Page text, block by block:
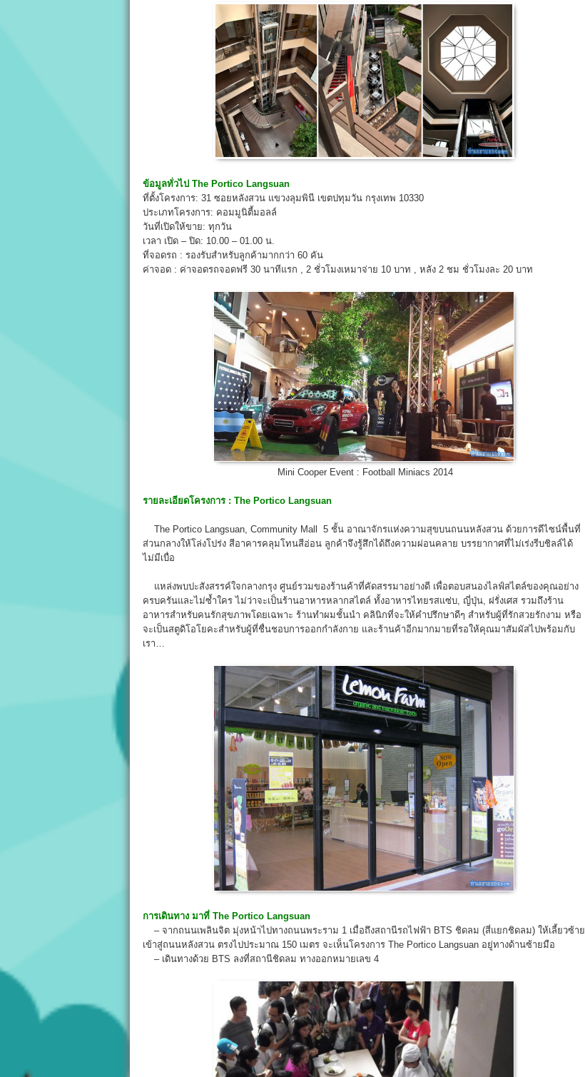
ข้อมูลทั่วไป The Portico Langsuan
ที่ตั้งโครงการ: 31 ซอยหลังสวน แขวงลุมพินี เขตปทุมวัน กรุงเทพ 10330
ประเภทโครงการ: คอมมูนิตี้มอลล์
วันที่เปิดให้ขาย: ทุกวัน
เวลา เปิด – ปิด: 10.00 – 01.00 น.
ที่จอดรถ : รองรับสำหรับลูกค้ามากกว่า 60 คัน
ค่าจอด : ค่าจอดรถจอดฟรี 30 นาทีแรก , 2 ชั่วโมงเหมาจ่าย 10 บาท , หลัง 2 ชม ชั่วโมงละ 20 บาท
Mini Cooper Event : Football Miniacs 2014
รายละเอียดโครงการ : The Portico Langsuan
The Portico Langsuan, Community Mall 5 ชั้น อาณาจักรแห่งความสุขบนถนนหลังสวน ด้วยการดีไซน์พื้นที่
ส่วนกลางให้โล่งโปร่ง สีอาคารคลุมโทนสีอ่อน ลูกค้าจึงรู้สึกได้ถึงความผ่อนคลาย บรรยากาศที่ไม่เร่งรีบชิลล์ได้
ไม่มีเบื่อ
แหล่งพบปะสังสรรค์ใจกลางกรุง ศูนย์รวมของร้านค้าที่คัดสรรมาอย่างดี เพื่อตอบสนองไลฟ์สไตล์ของคุณอย่าง
ครบครันและไม่ซ้ำใคร ไม่ว่าจะเป็นร้านอาหารหลากสไตล์ ทั้งอาหารไทยรสแซ่บ, ญี่ปุ่น, ฝรั่งเศส รวมถึงร้าน
อาหารสำหรับคนรักสุขภาพโดยเฉพาะ ร้านทำผมชั้นนำ คลินิกที่จะให้คำปรึกษาดีๆ สำหรับผู้ที่รักสวยรักงาม หรือ
จะเป็นสตูดิโอโยคะสำหรับผู้ที่ชื่นชอบการออกกำลังกาย และร้านค้าอีกมากมายที่รอให้คุณมาสัมผัสไปพร้อมกับ
เรา…
การเดินทาง มาที่ The Portico Langsuan
– จากถนนเพลินจิต มุ่งหน้าไปทางถนนพระราม 1 เมื่อถึงสถานีรถไฟฟ้า BTS ชิดลม (สี่แยกชิดลม) ให้เลี้ยวซ้าย
เข้าสู่ถนนหลังสวน ตรงไปประมาณ 150 เมตร จะเห็นโครงการ The Portico Langsuan อยู่ทางด้านซ้ายมือ
– เดินทางด้วย BTS ลงที่สถานีชิดลม ทางออกหมายเลข 4